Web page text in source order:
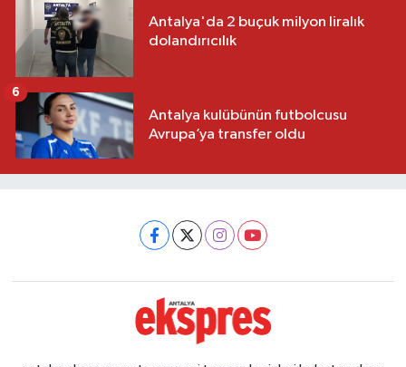
Antalya'da 2 buçuk milyon liralık
dolandırıcılık
Antalya kulübünün futbolcusu
Avrupa’ya transfer oldu
6